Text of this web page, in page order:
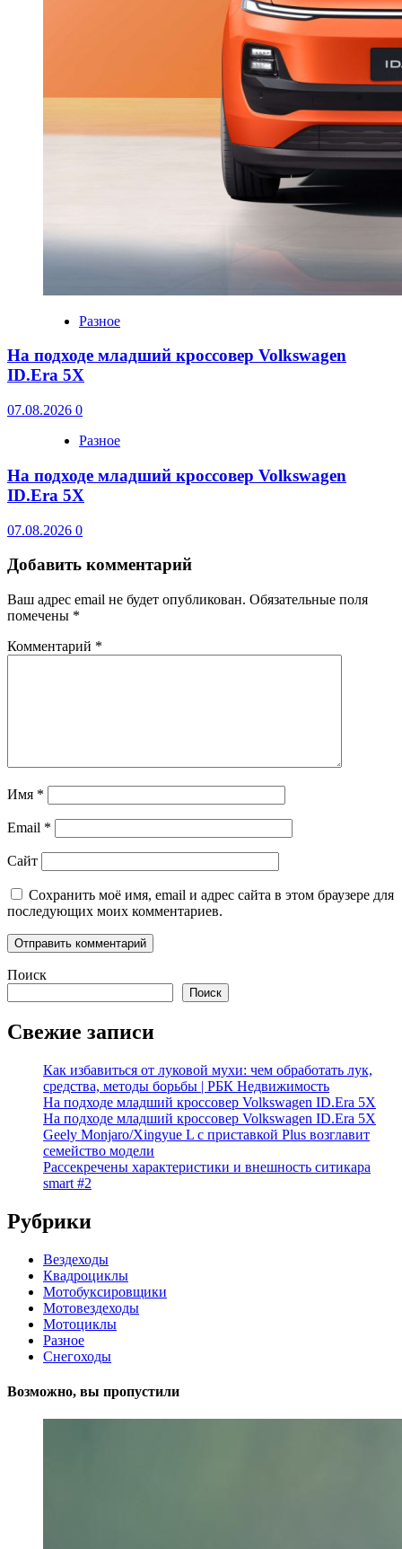
Разное
На подходе младший кроссовер Volkswagen
ID.Era 5X
07.08.2026 0
Разное
На подходе младший кроссовер Volkswagen
ID.Era 5X
07.08.2026 0
Добавить комментарий
Ваш адрес email не будет опубликован. Обязательные поля
помечены *
Комментарий *
Имя *
Email *
Сайт
Сохранить моё имя, email и адрес сайта в этом браузере для
последующих моих комментариев.
Поиск
Поиск
Свежие записи
Как избавиться от луковой мухи: чем обработать лук,
средства, методы борьбы | РБК Недвижимость
На подходе младший кроссовер Volkswagen ID.Era 5X
На подходе младший кроссовер Volkswagen ID.Era 5X
Geely Monjaro/Xingyue L с приставкой Plus возглавит
семейство модели
Рассекречены характеристики и внешность ситикара
smart #2
Рубрики
Вездеходы
Квадроциклы
Мотобуксировщики
Мотовездеходы
Мотоциклы
Разное
Снегоходы
Возможно, вы пропустили